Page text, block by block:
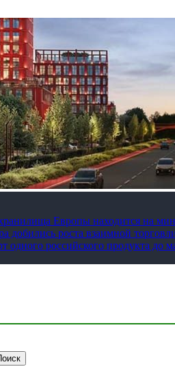
Европы находится на
добились роста взаимной
российского продукта до